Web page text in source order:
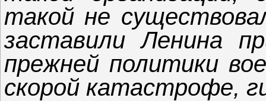
такой не
заставили Ленина
прежней политики
скорой катастрофе,